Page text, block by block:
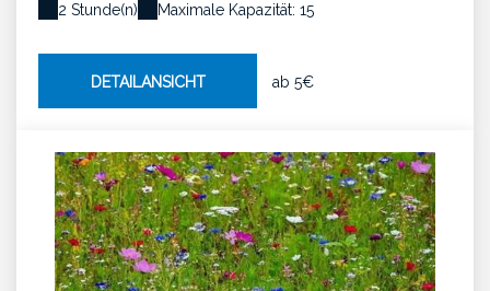
2 Stunde(n) Maximale Kapazität: 15
DETAILANSICHT ab 5€